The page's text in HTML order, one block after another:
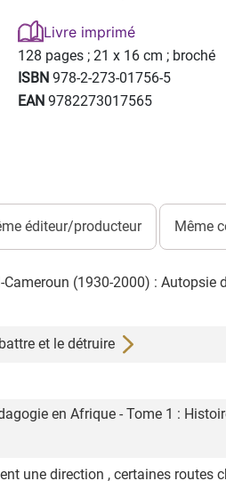
Livre imprimé
128 pages ; 21 x 16 cm ; broché
ISBN 978-2-273-01756-5
EAN 9782273017565
éditeur/producteur Même
(1930-2000) : Autopsie
et le détruire
en Afrique - Tome 1 :
une direction , certaines routes